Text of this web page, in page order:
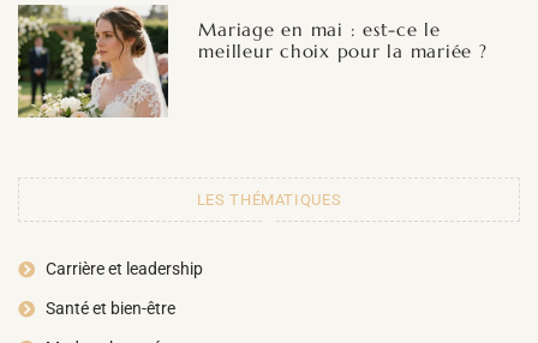
Mariage en mai : est-ce le
meilleur choix pour la mariée ?
LES THÉMATIQUES
Carrière et leadership
Santé et bien-être